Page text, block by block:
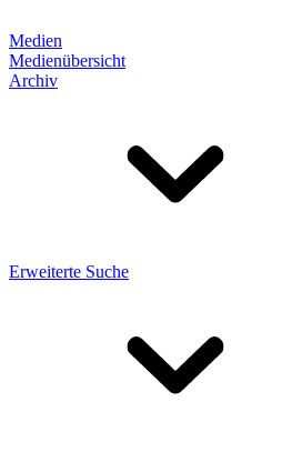
Medien
Medienübersicht
Archiv
Erweiterte Suche